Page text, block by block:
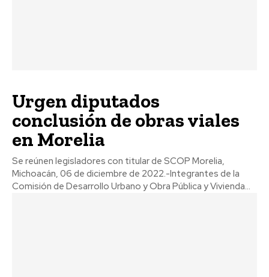
Urgen diputados
conclusión de obras viales
en Morelia
Se reúnen legisladores con titular de SCOP Morelia,
Michoacán, 06 de diciembre de 2022.-Integrantes de la
Comisión de Desarrollo Urbano y Obra Pública y Vivienda...